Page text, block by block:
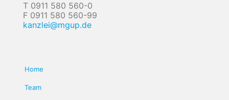
T 0911 580 560-0
F 0911 580 560-99
kanzlei@mgup.de
Home
Team